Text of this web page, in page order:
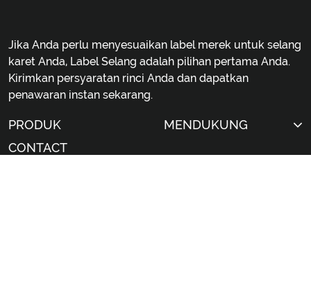
Jika Anda perlu menyesuaikan label merek untuk selang
karet Anda, Label Selang adalah pilihan pertama Anda.
Kirimkan persyaratan rinci Anda dan dapatkan
penawaran instan sekarang.
PRODUK
MENDUKUNG
CONTACT